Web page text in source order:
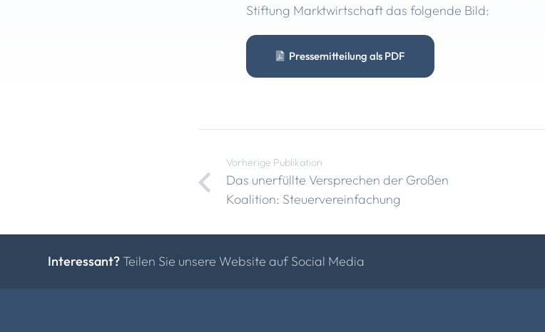
Stiftung Marktwirtschaft das folgende Bild:
Pressemitteilung als PDF
Vorherige Publikation
Das unerfüllte Versprechen der Großen
Koalition: Steuervereinfachung
Interessant? Teilen Sie unsere Website auf Social Media